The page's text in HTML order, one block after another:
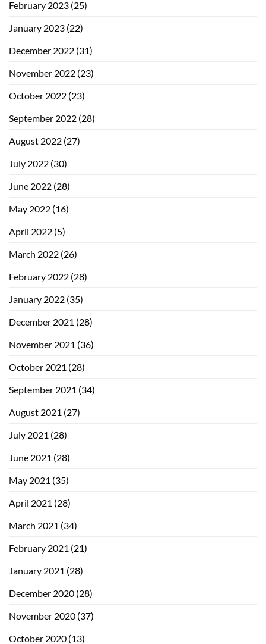
February 2023 (25)
January 2023 (22)
December 2022 (31)
November 2022 (23)
October 2022 (23)
September 2022 (28)
August 2022 (27)
July 2022 (30)
June 2022 (28)
May 2022 (16)
April 2022 (5)
March 2022 (26)
February 2022 (28)
January 2022 (35)
December 2021 (28)
November 2021 (36)
October 2021 (28)
September 2021 (34)
August 2021 (27)
July 2021 (28)
June 2021 (28)
May 2021 (35)
April 2021 (28)
March 2021 (34)
February 2021 (21)
January 2021 (28)
December 2020 (28)
November 2020 (37)
October 2020 (13)